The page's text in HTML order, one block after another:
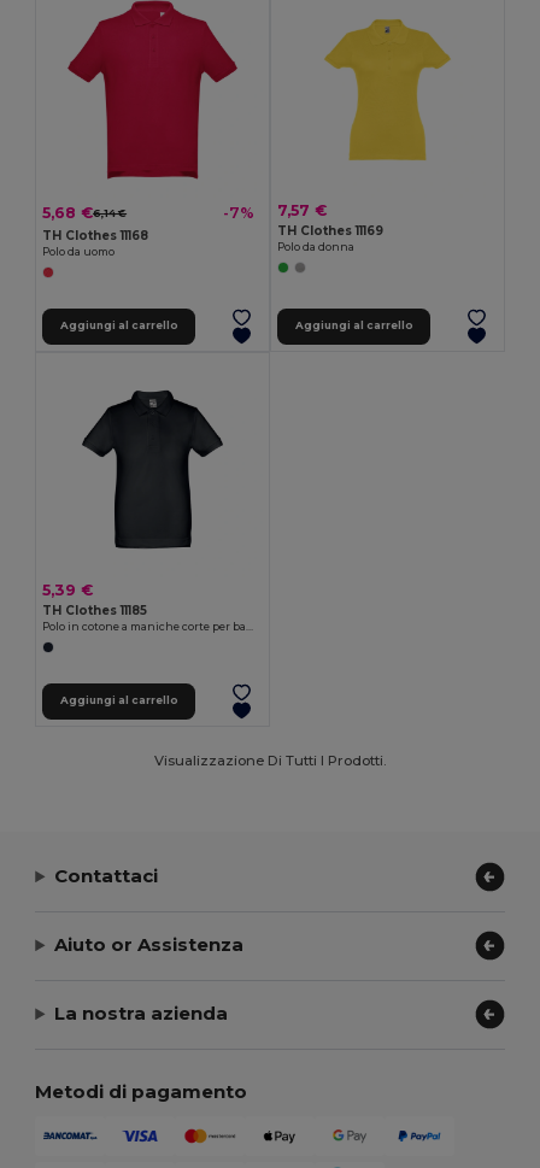
5,68 €6,14 € -7%
TH Clothes 11168
Polo da uomo
Aggiungi al carrello
7,57 €
TH Clothes 11169
Polo da donna
Aggiungi al carrello
5,39 €
TH Clothes 11185
Aggiungi al carrello
Visualizzazione Di Tutti I Prodotti.
Contattaci
Aiuto or Assistenza
La nostra azienda
Metodi di pagamento